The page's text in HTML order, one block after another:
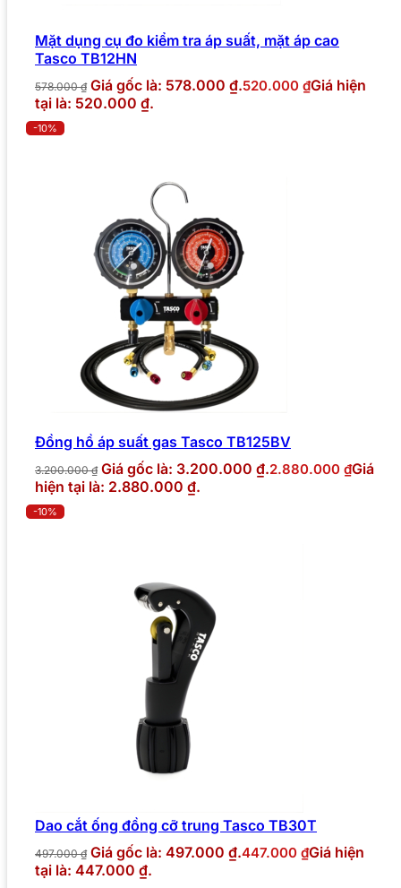
Mặt dụng cụ đo kiểm tra áp suất, mặt áp cao
Tasco TB12HN
578.000₫ Giá gốc là: 578.000 ₫.520.000 ₫Giá hiện
tại là: 520.000 ₫.
-10%
Đồng hồ áp suất gas Tasco TB125BV
3.200.000₫ Giá gốc là: 3.200.000 ₫.2.880.000 ₫Giá
hiện tại là: 2.880.000 ₫.
-10%
Dao cắt ống đồng cỡ trung Tasco TB30T
497.000₫ Giá gốc là: 497.000 ₫.447.000 ₫Giá hiện
tại là: 447.000 ₫.